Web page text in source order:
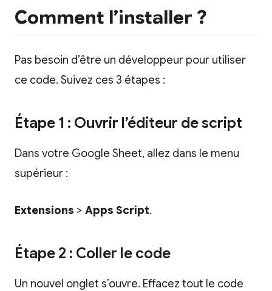
Comment l’installer ?
Pas besoin d’être un développeur pour utiliser
ce code. Suivez ces 3 étapes :
Étape 1 : Ouvrir l’éditeur de script
Dans votre Google Sheet, allez dans le menu
supérieur :
Extensions > Apps Script.
Étape 2 : Coller le code
Un nouvel onglet s’ouvre. Effacez tout le code